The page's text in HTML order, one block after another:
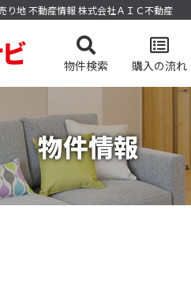
地 不動産情報 株式会社ＡＩＣ不動産
物件検索 購入の流れ
物件情報